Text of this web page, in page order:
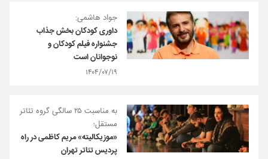
جواد هاشمی:
داوری کودکان بخش جذاب
جشنواره فیلم کودکان و
نوجوانان است
۱۴۰۴/۰۷/۱۹
به مناسبت ۲۵ سالگی گروه تئاتر
مستقل؛
«موزیکالیته» مریم کاظمی در راه
پردیس تئاتر تهران